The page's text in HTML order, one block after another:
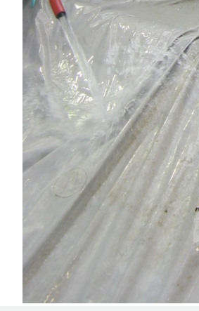
Notifiche mobile
Regala il Post
Hai bisogno di aiuto?
Esci